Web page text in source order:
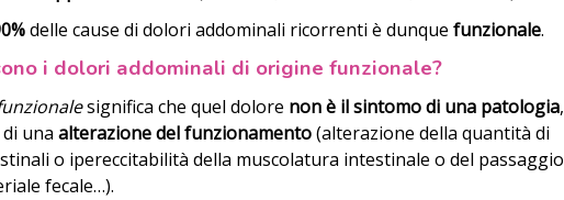
delle cause di dolori addominali ricorrenti è dunque funzionale.
i dolori addominali di origine funzionale?
significa che quel dolore non è il sintomo di una patologia,
una alterazione del funzionamento(alterazione della quantità di
o ipereccitabilità della muscolatura intestinale o del passaggio
fecale…).